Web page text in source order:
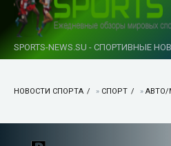
SPORTS-NEWS.SU - СПОРТИВНЫЕ
НОВОСТИ СПОРТА » СПОРТ »